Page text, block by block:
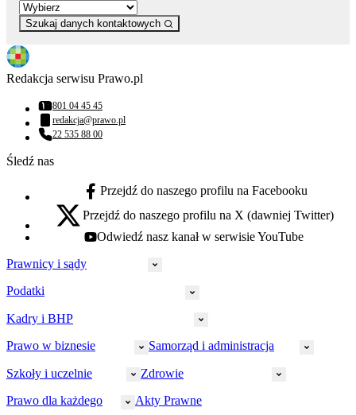
Szukaj danych kontaktowych
Redakcja serwisu Prawo.pl
Numer telefonu:
801 04 45 45
Adres email:
redakcja@prawo.pl
Numer telefonu:
22 535 88 00
Śledź nas
facebook - otwiera się w nowej karcie
Przejdź do naszego profilu na Facebooku
x - otwiera się w nowej karcie
Przejdź do naszego profilu na X (dawniej Twitter)
youtube - otwiera się w nowej karcie
Odwiedź nasz kanał w serwisie YouTube
Prawnicy i sądy
Prawnicy
Policja
Strefa aplikanta
Sędziowie
Podatki
CIT
Akcyza
Rachunkowość
Kadry i BHP
HR
Ubezpieczenia społeczne
Prawo w biznesie
Małe i średnie firmy
Samorząd i administracja
Bezpieczeństwo publiczne
Szkoły i uczelnie Zdrowie
Prawo dla każdego Akty Prawne